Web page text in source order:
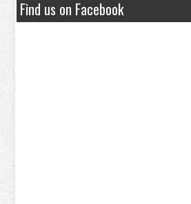
Find us on Facebook